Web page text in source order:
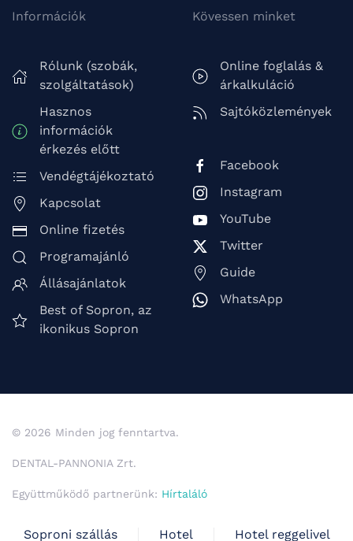
Információk
Rólunk (szobák,
szolgáltatások)
Hasznos
információk
érkezés előtt
Vendégtájékoztató
Kapcsolat
Online fizetés
Programajánló
Állásajánlatok
Best of Sopron, az
ikonikus Sopron
Kövessen minket
Online foglalás &
árkalkuláció
Sajtóközlemények
Facebook
Instagram
YouTube
Twitter
Guide
WhatsApp
© 2026 Minden jog fenntartva.
DENTAL-PANNONIA Zrt.
Együttműködő partnerünk: Hírtaláló
Soproni szállás Hotel
Hotel reggelivel